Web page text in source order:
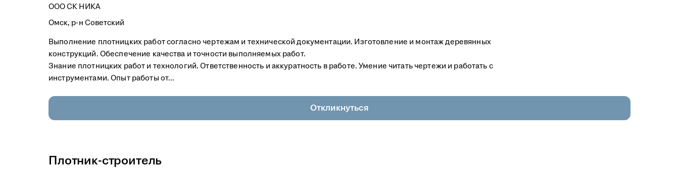
ОООСК НИКА
Омск, р-н Советский
Выполнение плотницких работ согласно чертежам и технической документации. Изготовление и монтаж деревянных
конструкций. Обеспечение качества и точности выполняемых работ.
Знание плотницких работ и технологий. Ответственность и аккуратность в работе. Умение читать чертежи и работать с
инструментами. Опыт работы от...
Откликнуться
Плотник-строитель